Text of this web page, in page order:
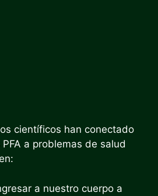
científicos han conectado
a problemas de salud
a nuestro cuerpo a